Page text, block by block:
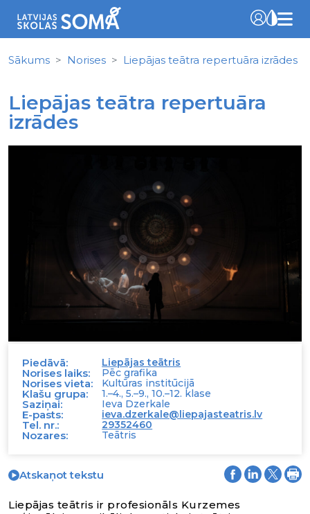
Sākums Norises Liepājas teātra repertuāra izrādes
Liepājas teātra repertuāra
izrādes
Piedāvā: Liepājas teātris
Norises laiks: Pēc grafika
Norises vieta: Kultūras institūcijā
Klašu grupa: 1.–4., 5.–9., 10.–12. klase
Saziņai: Ieva Dzerkale
E-pasts: ieva.dzerkale@liepajasteatris.lv
Tel. nr.: 29352460
Nozares: Teātris
Atskaņot tekstu
Liepājas teātris ir profesionāls Kurzemes